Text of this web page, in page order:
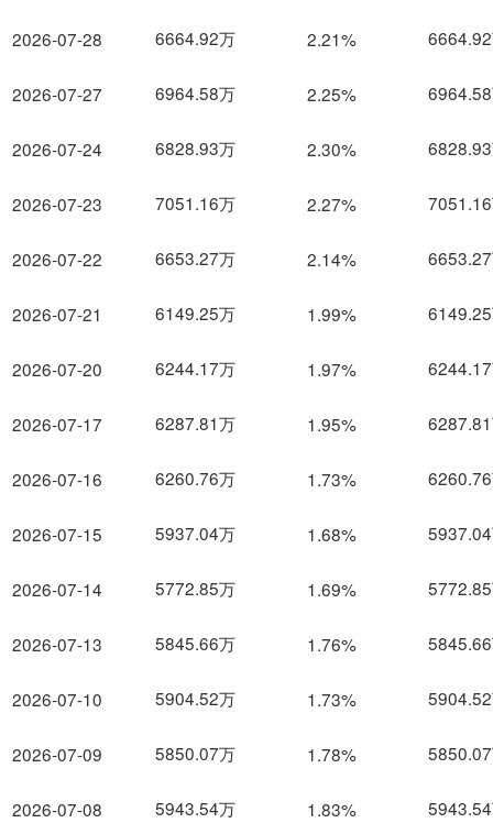
2026-07-28
2026-07-27
2026-07-24
2026-07-23
2026-07-22
2026-07-21
2026-07-20
2026-07-17
2026-07-16
2026-07-15
2026-07-14
2026-07-13
2026-07-10
2026-07-09
2026-07-08
6664.92万 2.21%
6964.58万 2.25%
6828.93万 2.30%
7051.16万 2.27%
6653.27万 2.14%
6149.25万 1.99%
6244.17万 1.97%
6287.81万 1.95%
6260.76万 1.73%
5937.04万 1.68%
5772.85万 1.69%
5845.66万 1.76%
5904.52万 1.73%
5850.07万 1.78%
5943.54万 1.83%